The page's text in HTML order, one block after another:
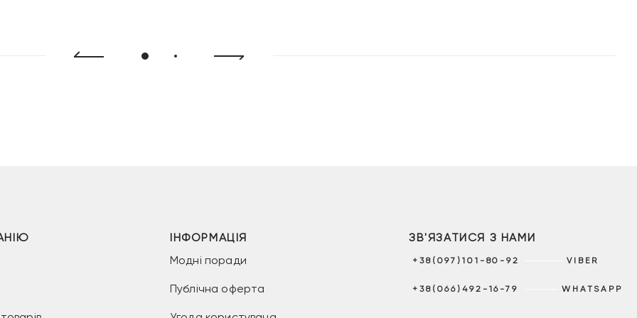
ІНФОРМАЦІЯ
Модні поради
Публічна оферта
ЗВ'ЯЗАТИСЯ З НАМИ
+38(097)101-80-92 VIBER
+38(066)492-16-79 WHATSAPP